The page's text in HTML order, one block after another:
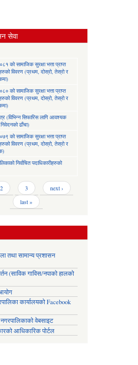
सेवा
को सामाजिक सुरक्षा भत्ता प्राप्त
विवरण (प्रथम, दोस्रो, तेस्रो र
को सामाजिक सुरक्षा भत्ता प्राप्त
विवरण (प्रथम, दोस्रो, तेस्रो र
(विभिन्न सिफारिस लागि आवश्यक
ढाँचा)
को सामाजिक सुरक्षा भत्ता प्राप्त
विवरण (प्रथम, दोस्रो, तेस्रो र
निर्वाचित पदाधिकारीहरुको
2 3
next ›
last »
तथा सामान्य प्रशासन
(साविक गाविस/नपाको हालको
कार्यालयको Facebook
वेबसाइट
आधिकारिक पोर्टल